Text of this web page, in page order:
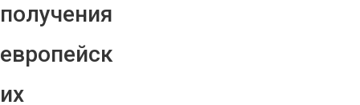
получения
европейск
их